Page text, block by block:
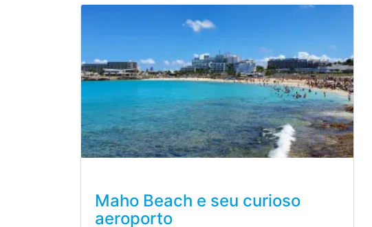
Maho Beach e seu curioso
aeroporto